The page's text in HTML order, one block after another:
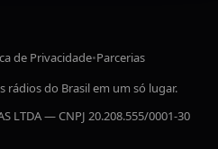
de Privacidade•Parcerias
rádios do Brasil em um só lugar.
LTDA — CNPJ 20.208.555/0001-30